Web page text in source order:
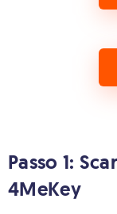
Passo 1:
4MeKey